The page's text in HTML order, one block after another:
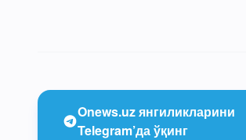
Onews.uz янгиликларини
Telegram’да ўқинг